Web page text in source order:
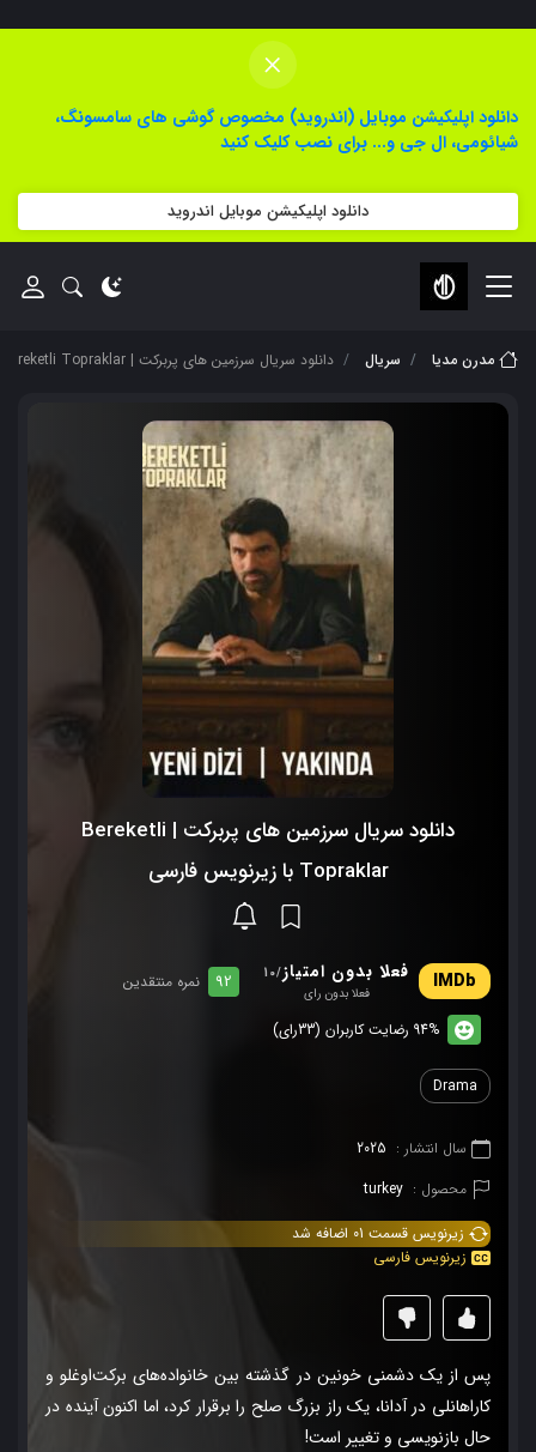
×
دانلود اپلیکیشن موبایل (اندروید) مخصوص گوشی های سامسونگ،
شیائومی، ال جی و... برای نصب کلیک کنید
دانلود اپلیکیشن موبایل اندروید
مدرن مدیا سریال دانلود سریال سرزمین های پربرکت | Bereketli Topraklar با زیرنویس فارسی
دانلود سریال سرزمین های پربرکت | Bereketli
Topraklar با زیرنویس فارسی
فعلا بدون امتیاز/10
فعلا بدون رای
92 نمره منتقدین
94% رضایت کاربران (33رای)
Drama
سال انتشار : 2025
محصول : turkey
زیرنویس قسمت 01 اضافه شد
زیرنویس فارسی
پس از یک دشمنی خونین در گذشته بین خانواده‌های برکت‌اوغلو و
کاراهانلی در آدانا، یک راز بزرگ صلح را برقرار کرد، اما اکنون آینده در
حال بازنویسی و تغییر است!